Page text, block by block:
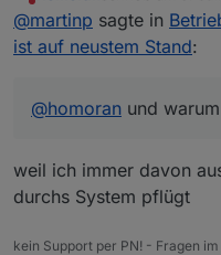
Nicht störenzuletzt editiert von
@martinp sagte in
ist auf neustem Stand:
@homoran und
weil ich immer davon
durchs System pflügt
kein Support per PN! - Fragen